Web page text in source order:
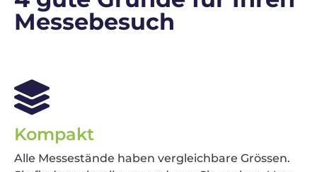
Messebesuch
Kompakt
Alle Messestände haben vergleichbare Grössen.